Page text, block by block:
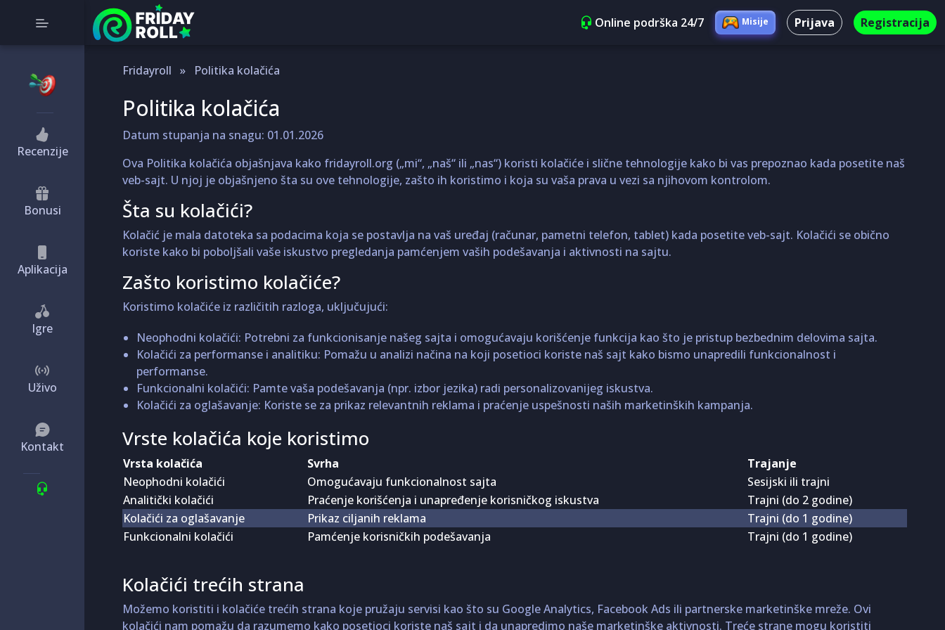
Recenzije
Bonusi
Aplikacija
Igre
Uživo
Kontakt
Online podrška 24/7 Misije Prijava Registracija
Fridayroll » Politika kolačića
Politika kolačića
Datum stupanja na snagu: 01.01.2026
Ova Politika kolačića objašnjava kako fridayroll.org („mi“, „naš“ ili „nas“) koristi kolačiće i slične tehnologije kako bi vas prepoznao kada posetite naš
veb-sajt. U njoj je objašnjeno šta su ove tehnologije, zašto ih koristimo i koja su vaša prava u vezi sa njihovom kontrolom.
Šta su kolačići?
Kolačić je mala datoteka sa podacima koja se postavlja na vaš uređaj (računar, pametni telefon, tablet) kada posetite veb-sajt. Kolačići se obično
koriste kako bi poboljšali vaše iskustvo pregledanja pamćenjem vaših podešavanja i aktivnosti na sajtu.
Zašto koristimo kolačiće?
Koristimo kolačiće iz različitih razloga, uključujući:
Neophodni kolačići: Potrebni za funkcionisanje našeg sajta i omogućavaju korišćenje funkcija kao što je pristup bezbednim delovima sajta.
Kolačići za performanse i analitiku: Pomažu u analizi načina na koji posetioci koriste naš sajt kako bismo unapredili funkcionalnost i
performanse.
Funkcionalni kolačići: Pamte vaša podešavanja (npr. izbor jezika) radi personalizovanijeg iskustva.
Kolačići za oglašavanje: Koriste se za prikaz relevantnih reklama i praćenje uspešnosti naših marketinških kampanja.
Vrste kolačića koje koristimo
Vrsta kolačića Svrha
Trajanje
Neophodni kolačići
Omogućavaju funkcionalnost sajta
Sesijski ili trajni
Analitički kolačići
Praćenje korišćenja i unapređenje korisničkog iskustva
Trajni (do 2 godine)
Kolačići za oglašavanje
Prikaz ciljanih reklama
Trajni (do 1 godine)
Funkcionalni kolačići
Pamćenje korisničkih podešavanja Trajni (do 1 godine)
Kolačići trećih strana
Možemo koristiti i kolačiće trećih strana koje pružaju servisi kao što su Google Analytics, Facebook Ads ili partnerske marketinške mreže. Ovi
kolačići nam pomažu da razumemo kako posetioci koriste naš sajt i da unapredimo naše marketinške aktivnosti. Treće strane mogu koristiti